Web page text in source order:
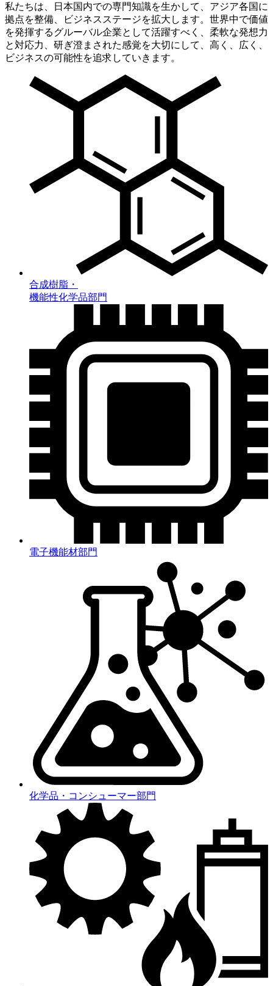
私たちは、日本国内での専門知識を生かして、アジア各国に
拠点を整備、ビジネスステージを拡大します。世界中で価値
を発揮するグルーバル企業として活躍すべく、柔軟な発想力
と対応力、研ぎ澄まされた感覚を大切にして、高く、広く、
ビジネスの可能性を追求していきます。
合成樹脂・
機能性化学品部門
電子機能材部門
化学品・コンシューマー部門